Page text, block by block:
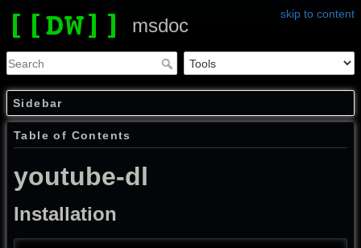
skip to content
msdoc
Sidebar
Table of Contents
youtube-dl
Installation